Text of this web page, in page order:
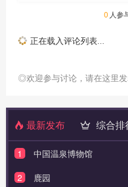
0 人参
正在载入评论列表...
◎欢迎参与讨论，请在这里发
最新发布 综合排
1
中国温泉博物馆
2
鹿园